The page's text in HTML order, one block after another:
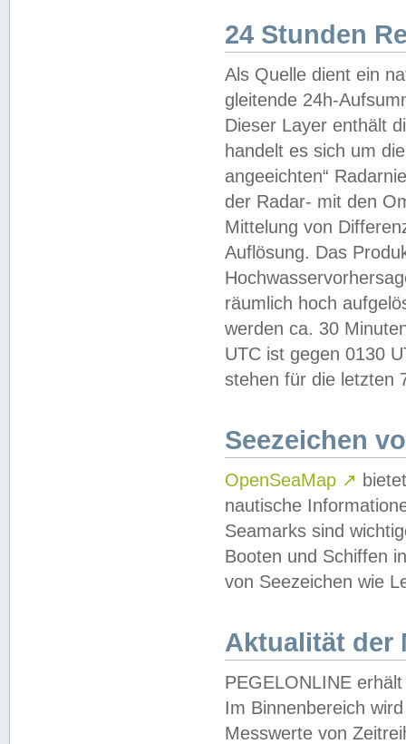
24 Stunden
Als Quelle dient ein
gleitende 24h-
Dieser Layer enthält
handelt es sich um
angeeichten“
der Radar- mit den
Mittelung von
Auflösung. Das
räumlich hoch
werden ca. 30
UTC ist gegen 0130
stehen für die letzten
Seezeichen
OpenSeaMap ↗
nautische
Seamarks sind
Booten und Schiffen
von Seezeichen wie
Aktualität der
PEGELONLINE
Im Binnenbereich
Messwerte von